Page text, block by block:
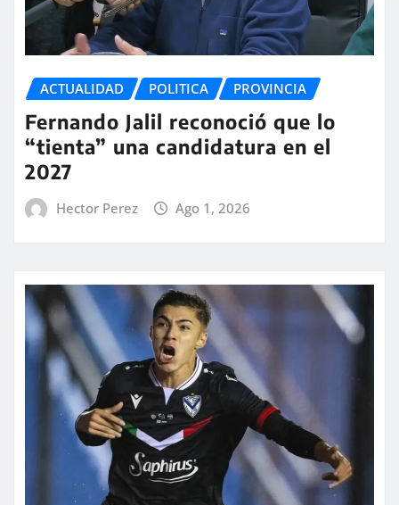
ACTUALIDAD POLITICA PROVINCIA
Fernando Jalil reconoció que lo
“tienta” una candidatura en el
2027
Hector Perez Ago 1, 2026